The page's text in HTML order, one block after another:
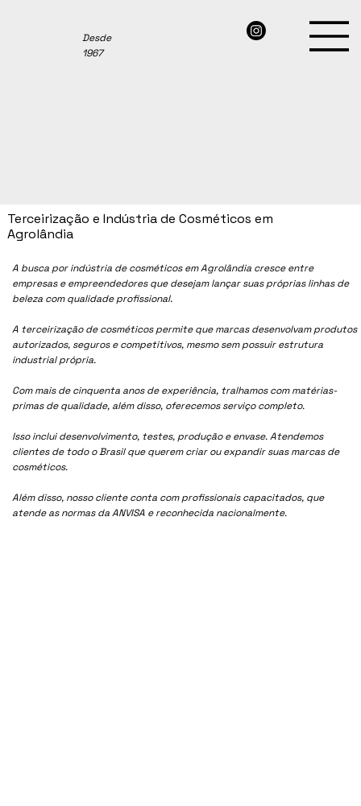
Desde
1967
A busca por indústria de cosméticos em Agrolândia cresce entre
empresas e empreendedores que desejam lançar suas próprias linhas de
beleza com qualidade profissional.
A terceirização de cosméticos permite que marcas desenvolvam produtos
autorizados, seguros e competitivos, mesmo sem possuir estrutura
industrial própria.
Com mais de cinquenta anos de experiência, tralhamos com matérias-
primas de qualidade, além disso, oferecemos serviço completo.
Isso inclui desenvolvimento, testes, produção e envase. Atendemos
clientes de todo o Brasil que querem criar ou expandir suas marcas de
cosméticos.
Além disso, nosso cliente conta com profissionais capacitados, que
atende as normas da ANVISA e reconhecida nacionalmente.
Terceirização e Indústria de Cosméticos em
Agrolândia